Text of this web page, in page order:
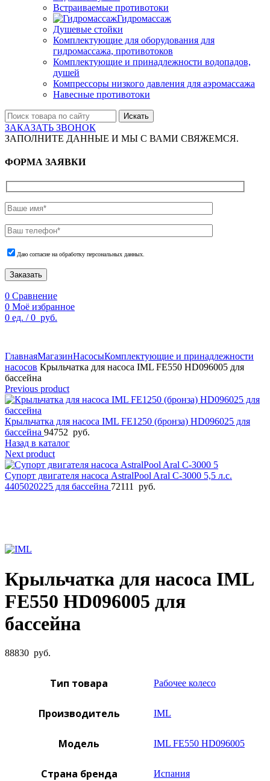
Встраиваемые противотоки
Гидромассаж
Душевые стойки
Комплектующие для оборудования для
гидромассажа, противотоков
Комплектующие и принадлежности водопадов,
душей
Компрессоры низкого давления для аэромассажа
Навесные противотоки
Искать
ЗАКАЗАТЬ ЗВОНОК
ЗАПОЛНИТЕ ДАННЫЕ И МЫ С ВАМИ СВЯЖЕМСЯ.
ФОРМА ЗАЯВКИ
Даю согласие на обработку персональных данных.
Заказать
0 Сравнение
0 Моё избранное
0 ед. / 0 руб.
ГлавнаяМагазинНасосыКомплектующие и принадлежности
насосов Крыльчатка для насоса IML FE550 HD096005 для
бассейна
Previous product
Крыльчатка для насоса IML FE1250 (бронза) HD096025 для
бассейна 94752 руб.
Назад в каталог
Next product
Супорт двигателя насоса AstralPool Aral C-3000 5,5 л.с.
4405020225 для бассейна 72111 руб.
Крыльчатка для насоса IML
FE550 HD096005 для
бассейна
88830 руб.
Тип товара Рабочее колесо
Производитель IML
Модель IML FE550 HD096005
Страна бренда Испания